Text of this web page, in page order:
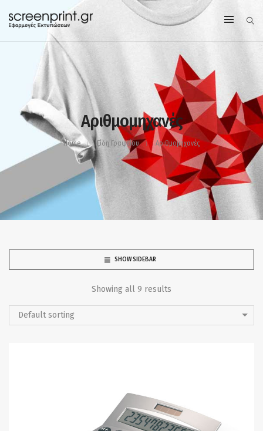
Αριθμομηχανές
Home Είδη Γραφείου Αριθμομηχανές
SHOW SIDEBAR
Showing all 9 results
Default sorting